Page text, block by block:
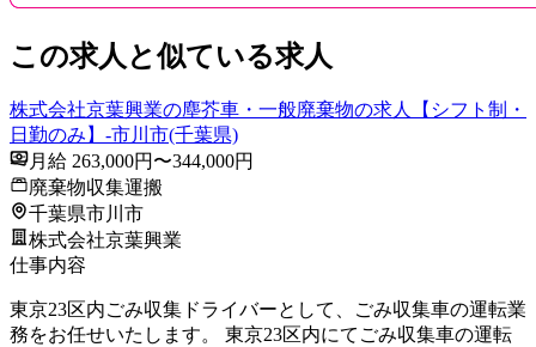
この求人と似ている求人
株式会社京葉興業の塵芥車・一般廃棄物の求人【シフト制・
日勤のみ】-市川市(千葉県)
月給 263,000円〜344,000円
廃棄物収集運搬
千葉県市川市
株式会社京葉興業
仕事内容
東京23区内ごみ収集ドライバーとして、ごみ収集車の運転業
務をお任せいたします。 東京23区内にてごみ収集車の運転